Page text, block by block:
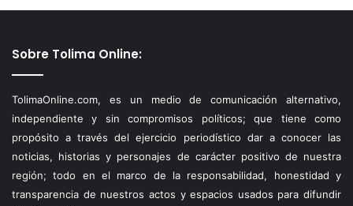
Sobre Tolima Online:
TolimaOnline.com, es un medio de comunicación alternativo,
independiente y sin compromisos políticos; que tiene como
propósito a través del ejercicio periodístico dar a conocer las
noticias, historias y personajes de carácter positivo de nuestra
región; todo en el marco de la responsabilidad, honestidad y
transparencia de nuestros actos y espacios usados para difundir